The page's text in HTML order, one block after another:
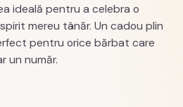
ideală pentru a celebra o
mereu tânăr. Un cadou plin
pentru orice bărbat care
un număr.